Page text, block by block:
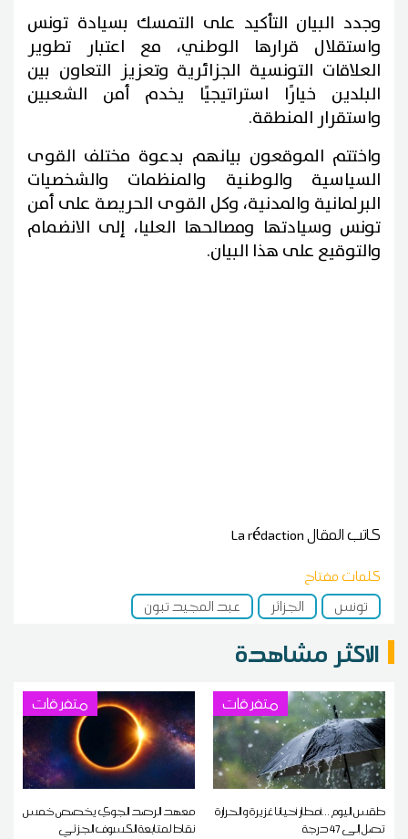
وجدد البيان التأكيد على التمسك بسيادة تونس
واستقلال قرارها الوطني، مع اعتبار تطوير
العلاقات التونسية الجزائرية وتعزيز التعاون بين
البلدين خيارًا استراتيجيًا يخدم أمن الشعبين
واستقرار المنطقة.
واختتم الموقعون بيانهم بدعوة مختلف القوى
السياسية والوطنية والمنظمات والشخصيات
البرلمانية والمدنية، وكل القوى الحريصة على أمن
تونس وسيادتها ومصالحها العليا، إلى الانضمام
والتوقيع على هذا البيان.
كاتب المقالLa rédaction
كلمات مفتاح
تونس
الجزائر عبد المجيد تبون
الاكثر مشاهدة
متفرقات
طقس اليوم ...أمطار أحيانا غزيرة و الحرارة
تصل إلى 47 درجة
متفرقات
معهد الرصد الجوي يخصص خمس
نقاط لمتابعة الكسوف الجزئي